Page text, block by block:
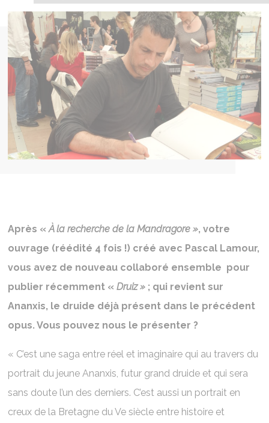
Après «À la recherche de la Mandragore », votre
ouvrage (réédité 4 fois !) créé avec Pascal Lamour,
vous avez de nouveau collaboré ensemble pour
publier récemment «Druiz » ; qui revient sur
Ananxis, le druide déjà présent dans le précédent
opus. Vous pouvez nous le présenter ?
« C’est une saga entre réel et imaginaire qui au travers du
portrait du jeune Ananxis, futur grand druide et qui sera
sans doute l’un des derniers. C’est aussi un portrait en
creux de la Bretagne du Ve siècle entre histoire et